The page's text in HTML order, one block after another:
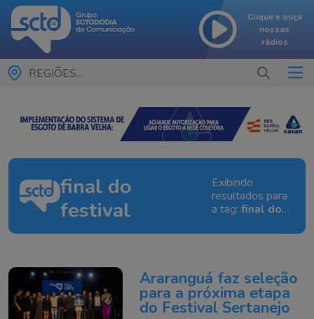
Clique e ouça
nossas
rádios
REGIÕES...
final do
festival
Exibindo
resultados para
a tag: final do
Araranguá faz seleção
para a próxima etapa
do Festival Sertanejo